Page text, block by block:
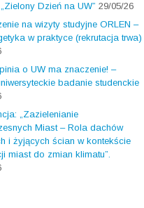
Dzień na UW” 29/05/26
na wizyty studyjne ORLEN –
w praktyce (rekrutacja trwa)
o UW ma znaczenie! –
badanie studenckie
„Zazielenianie
Miast – Rola dachów
i żyjących ścian w kontekście
miast do zmian klimatu”.